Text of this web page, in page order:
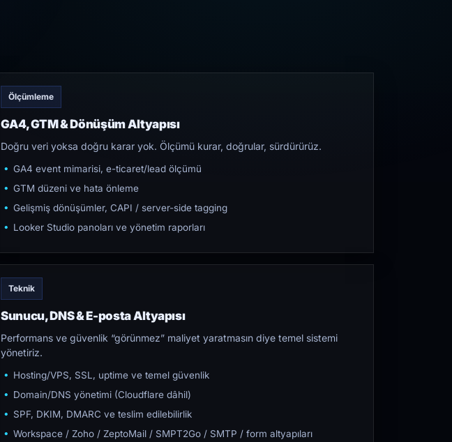
Ölçümleme
GA4, GTM & Dönüşüm Altyapısı
Doğru veri yoksa doğru karar yok. Ölçümü kurar, doğrular, sürdürürüz.
GA4 event mimarisi, e-ticaret/lead ölçümü
GTM düzeni ve hata önleme
Gelişmiş dönüşümler, CAPI / server-side tagging
Looker Studio panoları ve yönetim raporları
Teknik
Sunucu, DNS & E-posta Altyapısı
Performans ve güvenlik “görünmez” maliyet yaratmasın diye temel sistemi
yönetiriz.
Hosting/VPS, SSL, uptime ve temel güvenlik
Domain/DNS yönetimi (Cloudflare dâhil)
SPF, DKIM, DMARC ve teslim edilebilirlik
Workspace / Zoho / ZeptoMail / SMPT2Go / SMTP / form altyapıları